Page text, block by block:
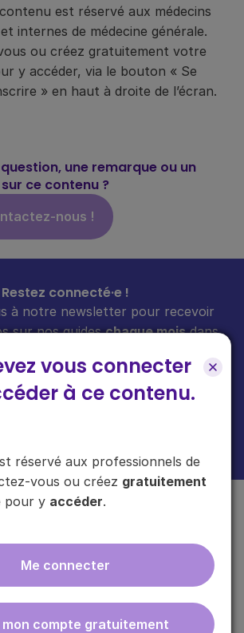
vous connecter
à ce contenu.
réservé aux professionnels de
vous ou créez gratuitement
pour y accéder.
Me connecter
mon compte gratuitement
est réservé aux médecins
internes de médecine générale.
ou créez gratuitement votre
y accéder, via le bouton « Se
» en haut à droite de l’écran.
question, une remarque ou un
ce contenu ?
nous !
Restez connecté·e !
à notre newsletter pour recevoir
sur nos guideschaque moisdans
base de connaissances médicales
à la pratique de la médecine générale.